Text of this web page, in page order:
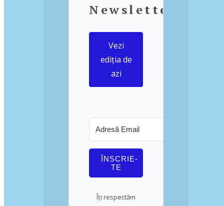
Newsletter
Vezi
ediția de
azi
ÎNSCRIE-
TE
Îți respectăm